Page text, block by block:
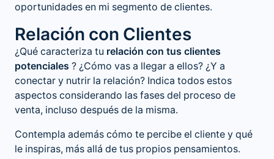
oportunidades en mi segmento de clientes.
Relación con Clientes
¿Qué caracteriza tu relación con tus clientes
potenciales ? ¿Cómo vas a llegar a ellos? ¿Y a
conectar y nutrir la relación? Indica todos estos
aspectos considerando las fases del proceso de
venta, incluso después de la misma.
Contempla además cómo te percibe el cliente y qué
le inspiras, más allá de tus propios pensamientos.